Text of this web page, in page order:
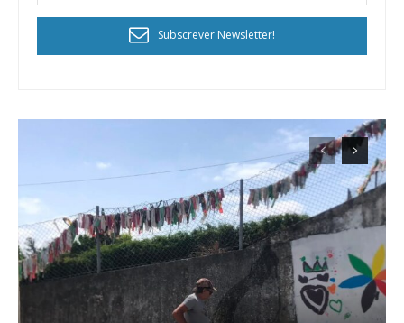
12 meses
Acesso aos conteúdos Exclusivos para
assinantes
Ofertas para assinatura anual
Escolha o plano
Subscrever Newsletter!